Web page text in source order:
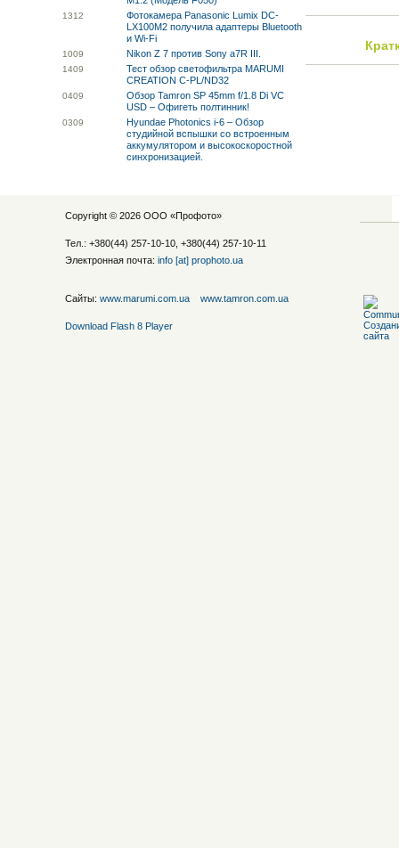
1312
Фотокамера Panasonic Lumix DC-
LX100M2 получила адаптеры Bluetooth
и Wi-Fi
1009 Nikon Z 7 против Sony a7R III.
1409
Тест обзор светофильтра MARUMI
CREATION C-PL/ND32
0409
Обзор Tamron SP 45mm f/1.8 Di VC
USD – Офигеть полтинник!
0309
Hyundae Photonics i-6 – Обзор
студийной вспышки со встроенным
аккумулятором и высокоскоростной
синхронизацией.
Copyright © 2026 ООО «Профото»
Тел.: +380(44) 257-10-10, +380(44) 257-10-11
Электронная почта: info [at] prophoto.ua
Сайты: www.marumi.com.ua www.tamron.com.ua
Download Flash 8 Player